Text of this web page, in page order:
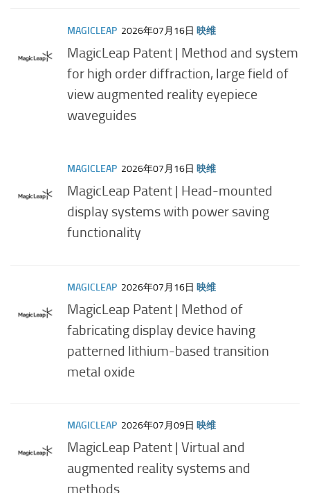
MAGICLEAP 2026年07月16日 映维
MagicLeap Patent | Method and system
for high order diffraction, large field of
view augmented reality eyepiece
waveguides
MAGICLEAP 2026年07月16日 映维
MagicLeap Patent | Head-mounted
display systems with power saving
functionality
MAGICLEAP 2026年07月16日 映维
MagicLeap Patent | Method of
fabricating display device having
patterned lithium-based transition
metal oxide
MAGICLEAP 2026年07月09日 映维
MagicLeap Patent | Virtual and
augmented reality systems and
methods